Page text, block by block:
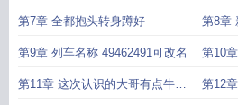
切
第7章 全都抱头转身蹲好 第8章
第9章 列车名称 49462491可改名 第10
第11章 这次认识的大哥有点牛比 第12